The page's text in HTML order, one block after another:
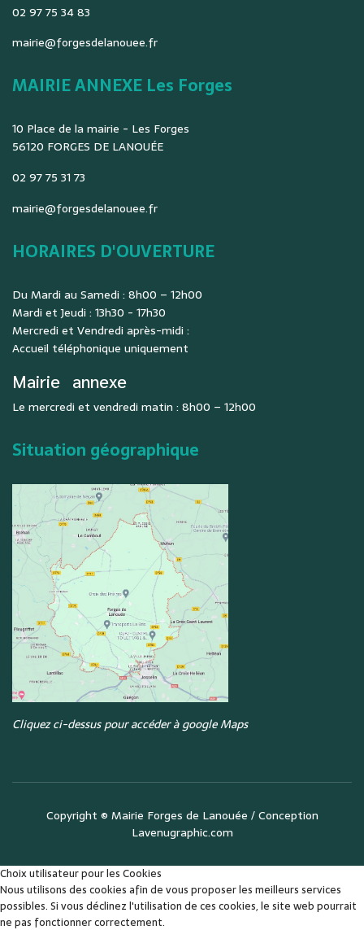
02 97 75 34 83
mairie@forgesdelanouee.fr
MAIRIE ANNEXE Les Forges
10 Place de la mairie - Les Forges
56120 FORGES DE LANOUÉE
02 97 75 31 73
mairie@forgesdelanouee.fr
HORAIRES D'OUVERTURE
Du Mardi au Samedi : 8h00 – 12h00
Mardi et Jeudi : 13h30 - 17h30
Mercredi et Vendredi après-midi :
Accueil téléphonique uniquement
Mairie annexe
Le mercredi et vendredi matin : 8h00 – 12h00
Situation géographique
Cliquez ci-dessus pour accéder à google Maps
Copyright © Mairie Forges de Lanouée / Conception
Lavenugraphic.com
Choix utilisateur pour les Cookies
Nous utilisons des cookies afin de vous proposer les meilleurs services
possibles. Si vous déclinez l'utilisation de ces cookies, le site web pourrait
ne pas fonctionner correctement.